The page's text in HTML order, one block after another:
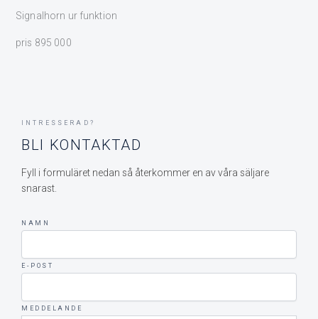
Signalhorn ur funktion
pris 895 000
INTRESSERAD?
BLI KONTAKTAD
Fyll i formuläret nedan så återkommer en av våra säljare
snarast.
NAMN
E-POST
MEDDELANDE